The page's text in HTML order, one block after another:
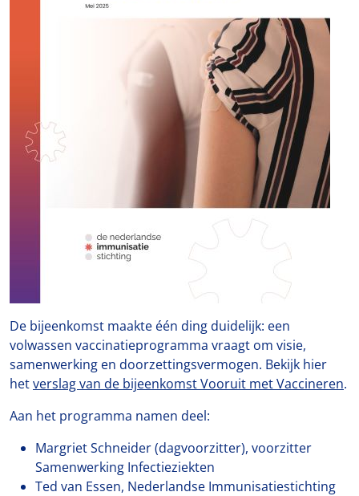
De bijeenkomst maakte één ding duidelijk: een
volwassen vaccinatieprogramma vraagt om visie,
samenwerking en doorzettingsvermogen. Bekijk hier
hetverslag van de bijeenkomst Vooruit met Vaccineren.
Aan het programma namen deel:
Margriet Schneider (dagvoorzitter), voorzitter
Samenwerking Infectieziekten
Ted van Essen, Nederlandse Immunisatiestichting